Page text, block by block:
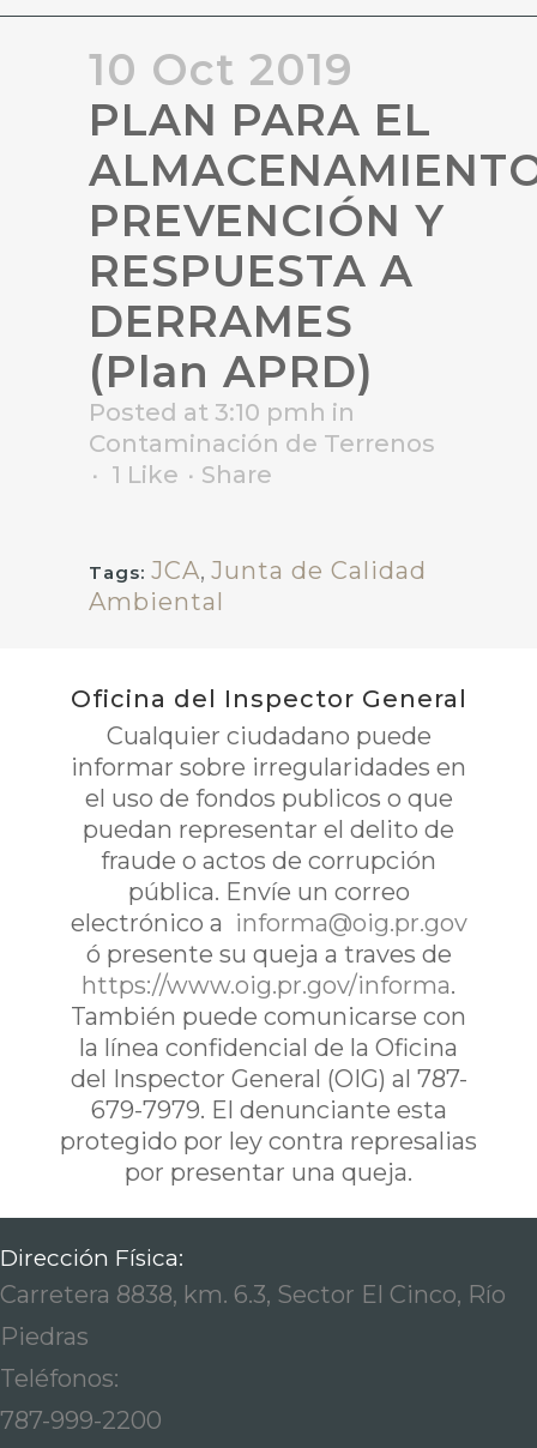
10 Oct 2019
PLAN PARA EL
PREVENCIÓN Y
RESPUESTA A
DERRAMES
(Plan APRD)
Posted at 3:10 pmh in
Contaminación de Terrenos
1 Like Share
Tags: JCA, Junta de Calidad
Ambiental
Oficina del Inspector General
Cualquier ciudadano puede
informar sobre irregularidades en
el uso de fondos publicos o que
puedan representar el delito de
fraude o actos de corrupción
pública. Envíe un correo
electrónico a informa@oig.pr.gov
ó presente su queja a traves de
https://www.oig.pr.gov/informa.
También puede comunicarse con
la línea confidencial de la Oficina
del Inspector General (OIG) al 787-
679-7979. El denunciante esta
protegido por ley contra represalias
por presentar una queja.
Dirección Física:
Carretera 8838, km. 6.3, Sector El Cinco, Río
Piedras
Teléfonos:
787-999-2200